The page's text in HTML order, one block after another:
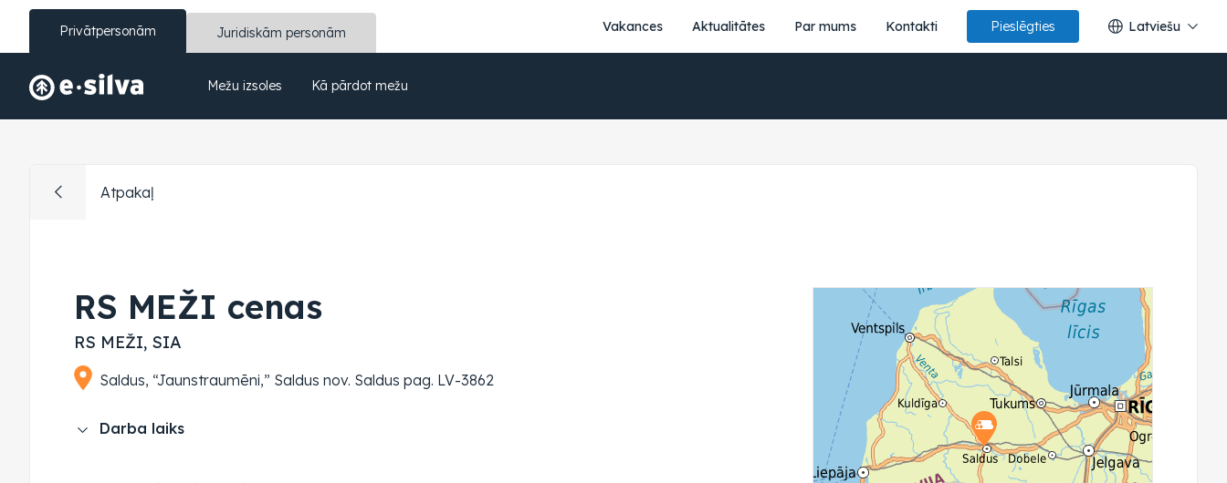
Privātpersonām Juridiskām personām Vakances Aktualitātes Par mums Kontakti Pieslēgties Latviešu
Mežu izsoles Kā pārdot mežu
Atpakaļ
RS MEŽI cenas
RS MEŽI, SIA
Saldus, “Jaunstraumēni,” Saldus nov. Saldus pag. LV-3862
Darba laiks